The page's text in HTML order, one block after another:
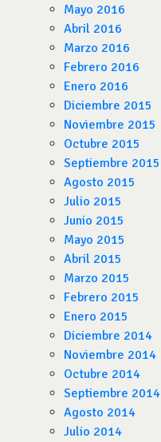
Mayo 2016
Abril 2016
Marzo 2016
Febrero 2016
Enero 2016
Diciembre 2015
Noviembre 2015
Octubre 2015
Septiembre 2015
Agosto 2015
Julio 2015
Junio 2015
Mayo 2015
Abril 2015
Marzo 2015
Febrero 2015
Enero 2015
Diciembre 2014
Noviembre 2014
Octubre 2014
Septiembre 2014
Agosto 2014
Julio 2014